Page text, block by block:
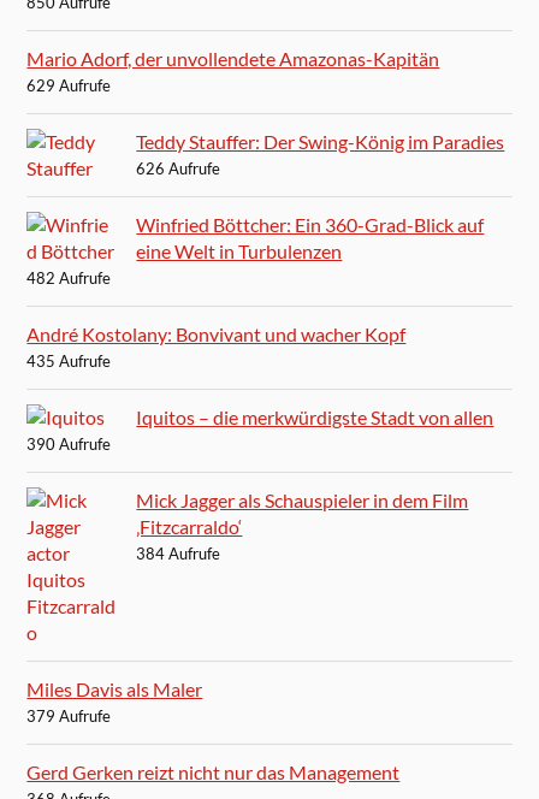
Mario Adorf, der unvollendete Amazonas-Kapitän
629 Aufrufe
Teddy Stauffer: Der Swing-König im Paradies
626 Aufrufe
Winfried Böttcher: Ein 360-Grad-Blick auf
eine Welt in Turbulenzen
482 Aufrufe
André Kostolany: Bonvivant und wacher Kopf
435 Aufrufe
Iquitos – die merkwürdigste Stadt von allen
390 Aufrufe
Mick Jagger als Schauspieler in dem Film
‚Fitzcarraldo‘
384 Aufrufe
Miles Davis als Maler
379 Aufrufe
Gerd Gerken reizt nicht nur das Management